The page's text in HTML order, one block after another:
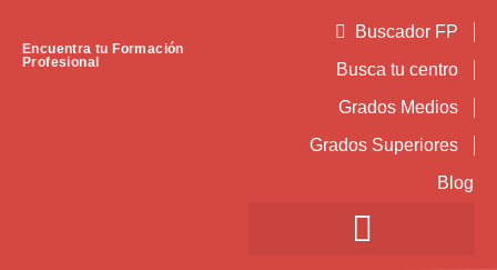
Encuentra tu Formación
Profesional
Buscador FP
Busca tu centro
Grados Medios
Grados Superiores
Blog